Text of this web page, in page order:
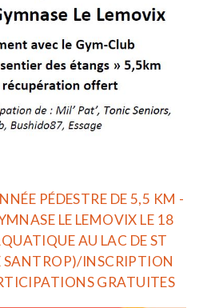
PÉDESTRE DE 5,5 KM -
LE LEMOVIX LE 18
AU LAC DE ST
SANTROP)/INSCRIPTION
GRATUITES